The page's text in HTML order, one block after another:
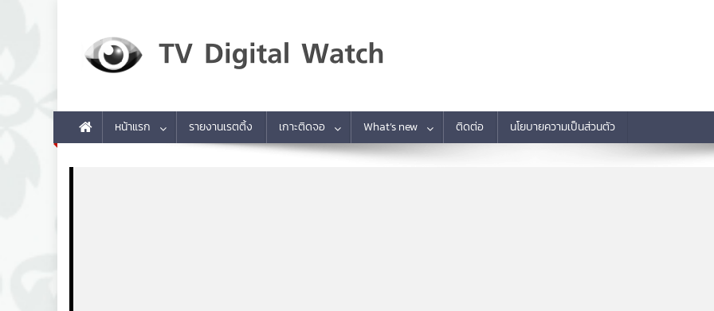
หน้าแรก รายงานเรตติ้ง เกาะติดจอ What’s new ติดต่อ นโยบายความเป็นส่วนตัว